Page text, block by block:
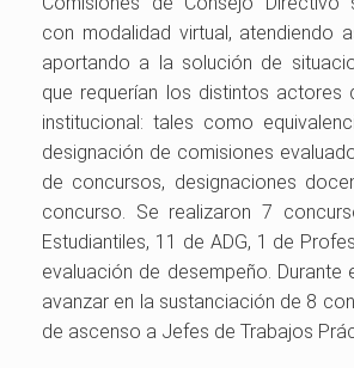
con modalidad virtual, atendiendo
aportando a la solución de
que requerían los distintos actores
institucional: tales como
designación de comisiones
de concursos, designaciones
concurso. Se realizaron 7
Estudiantiles, 11 de ADG, 1 de
evaluación de desempeño. Durante
avanzar en la sustanciación de 8
de ascenso a Jefes de Trabajos